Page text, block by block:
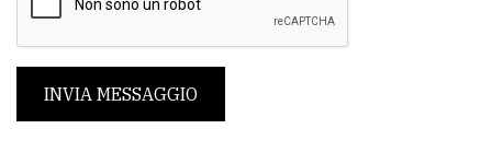
INVIA MESSAGGIO